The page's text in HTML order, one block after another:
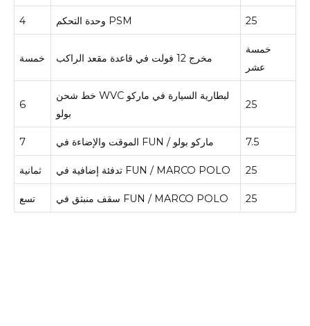
4 وحدة التحكم PSM 25
خمسة مخرج 12 فولت في قاعدة مقعد الراكب
خمسة
عشر
6
خط شحن WVC لبطارية السيارة في ماركو
بولو
25
7 الموقت والإضاءة في FUN / ماركو بولو 7.5
ثمانية تدفئة إضافية في FUN / MARCO POLO 25
تسع سقف منبثق في FUN / MARCO POLO 25